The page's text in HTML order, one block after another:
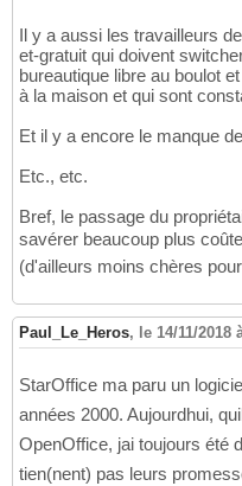
Il y a aussi les travailleurs
et-gratuit qui doivent
bureautique libre au boulot
à la maison et qui sont
Et il y a encore le manque
Etc., etc.
Bref, le passage du
savérer beaucoup plus
(d'ailleurs moins chères
Paul_Le_Heros, le 14/11/2018
StarOffice ma paru un
années 2000. Aujourdhui,
OpenOffice, jai toujours
tien(nent) pas leurs